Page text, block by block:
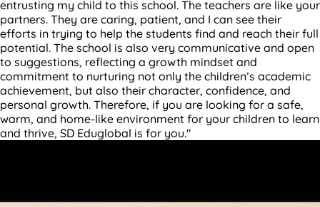
entrusting my child to this school. The teachers are like your
partners. They are caring, patient, and I can see their
efforts in trying to help the students find and reach their full
potential. The school is also very communicative and open
to suggestions, reflecting a growth mindset and
commitment to nurturing not only the children’s academic
achievement, but also their character, confidence, and
personal growth. Therefore, if you are looking for a safe,
warm, and home-like environment for your children to learn
and thrive, SD Eduglobal is for you."